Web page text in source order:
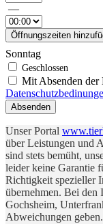
—
Öffnungszeiten
Sonntag
Mit Absenden der
Absenden
Unser Portal
über Leistungen und
sind stets bemüht,
leider keine Garantie
Richtigkeit spezieller
übernehmen. Bei den
Gochsheim,
Abweichungen geben.